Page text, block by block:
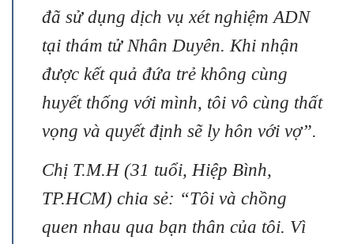
đã sử dụng dịch vụ xét nghiệm ADN
tại thám tử Nhân Duyên. Khi nhận
được kết quả đứa trẻ không cùng
huyết thống với mình, tôi vô cùng thất
vọng và quyết định sẽ ly hôn với vợ”.
Chị T.M.H (31 tuổi, Hiệp Bình,
TP.HCM) chia sẻ: “Tôi và chồng
quen nhau qua bạn thân của tôi. Vì